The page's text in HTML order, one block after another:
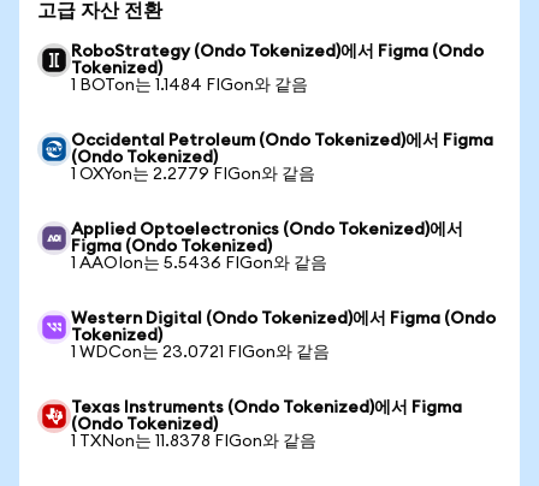
고급 자산 전환
RoboStrategy (Ondo Tokenized)에서 Figma (Ondo
Tokenized)
1 BOTon는 1.1484 FIGon와 같음
Occidental Petroleum (Ondo Tokenized)에서 Figma
(Ondo Tokenized)
1 OXYon는 2.2779 FIGon와 같음
Applied Optoelectronics (Ondo Tokenized)에서
Figma (Ondo Tokenized)
1 AAOIon는 5.5436 FIGon와 같음
Western Digital (Ondo Tokenized)에서 Figma (Ondo
Tokenized)
1 WDCon는 23.0721 FIGon와 같음
Texas Instruments (Ondo Tokenized)에서 Figma
(Ondo Tokenized)
1 TXNon는 11.8378 FIGon와 같음